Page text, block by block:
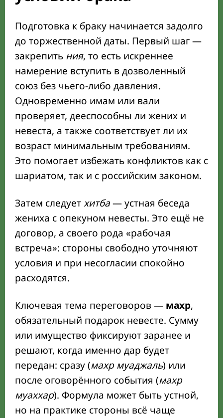
Подготовка к браку начинается задолго
до торжественной даты. Первый шаг —
закрепить ния, то есть искреннее
намерение вступить в дозволенный
союз без чьего-либо давления.
Одновременно имам или вали
проверяет, дееспособны ли жених и
невеста, а также соответствует ли их
возраст минимальным требованиям.
Это помогает избежать конфликтов как с
шариатом, так и с российским законом.
Затем следуетхитба— устная беседа
жениха с опекуном невесты. Это ещё не
договор, а своего рода «рабочая
встреча»: стороны свободно уточняют
условия и при несогласии спокойно
расходятся.
Ключевая тема переговоров — махр,
обязательный подарок невесте. Сумму
или имущество фиксируют заранее и
решают, когда именно дар будет
передан: сразу (махр муаджаль) или
после оговорённого события (махр
муаххар). Формула может быть устной,
но на практике стороны всё чаще